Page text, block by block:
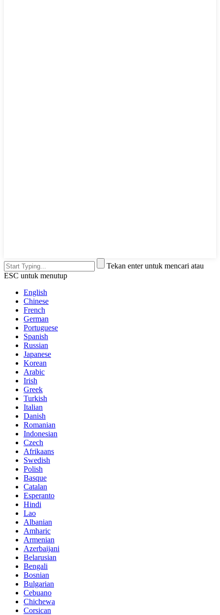
Tekan enter untuk mencari atau
ESC untuk menutup
English
Chinese
French
German
Portuguese
Spanish
Russian
Japanese
Korean
Arabic
Irish
Greek
Turkish
Italian
Danish
Romanian
Indonesian
Czech
Afrikaans
Swedish
Polish
Basque
Catalan
Esperanto
Hindi
Lao
Albanian
Amharic
Armenian
Azerbaijani
Belarusian
Bengali
Bosnian
Bulgarian
Cebuano
Chichewa
Corsican